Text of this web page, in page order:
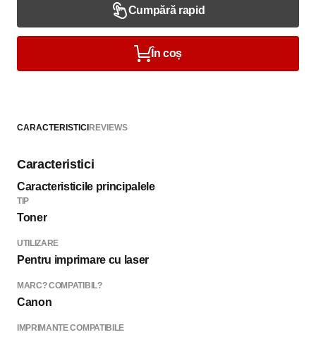
Cumpără rapid
În coș
CARACTERISTICIREVIEWS
Caracteristici
Caracteristicile principalele
TIP
Toner
UTILIZARE
Pentru imprimare cu laser
MARC? COMPATIBIL?
Canon
IMPRIMANTE COMPATIBILE